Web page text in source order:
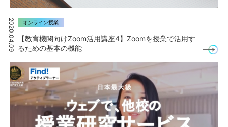
2020.04.09 オンライン授業
【教育機関向けZoom活用講座4】Zoomを授業で活用す
るための基本の機能